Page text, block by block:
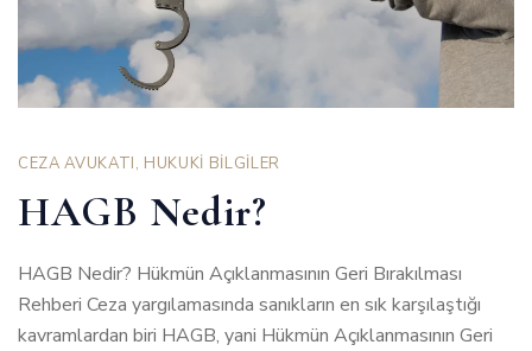
CEZA AVUKATI, HUKUKİ BİLGİLER
HAGB Nedir?
HAGB Nedir? Hükmün Açıklanmasının Geri Bırakılması
Rehberi Ceza yargılamasında sanıkların en sık karşılaştığı
kavramlardan biri HAGB, yani Hükmün Açıklanmasının Geri